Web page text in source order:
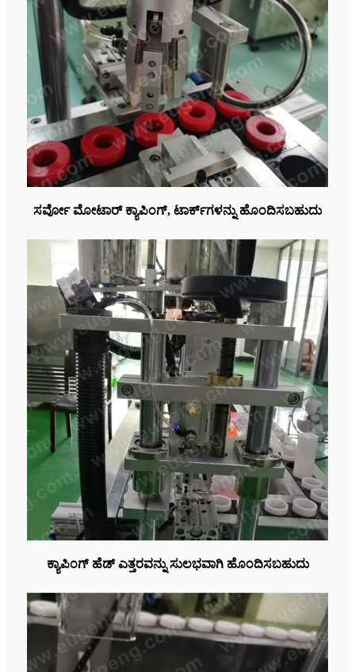
ಸರ್ವೋ ಮೋಟಾರ್ ಕ್ಯಾಪಿಂಗ್, ಟಾರ್ಕ್‌ಗಳನ್ನು ಹೊಂದಿಸಬಹುದು
ಕ್ಯಾಪಿಂಗ್ ಹೆಡ್ ಎತ್ತರವನ್ನು ಸುಲಭವಾಗಿ ಹೊಂದಿಸಬಹುದು